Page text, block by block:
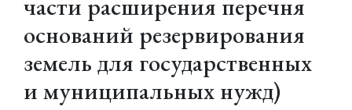
части расширения перечня
оснований резервирования
земель для государственных
и муниципальных нужд)